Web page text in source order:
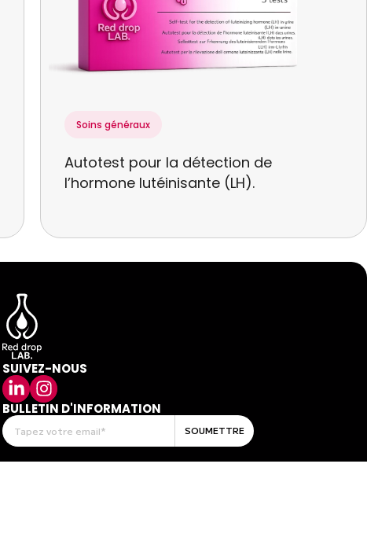
Soins généraux
Autotest pour la détection de
l’hormone lutéinisante (LH).
SUIVEZ-NOUS
BULLETIN D'INFORMATION
SOUMETTRE